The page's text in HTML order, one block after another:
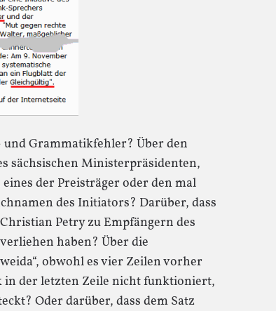
Grammatikfehler? Über den
sächsischen Ministerpräsidenten,
der Preisträger oder den mal
des Initiators? Darüber, dass
Petry zu Empfängern des
haben? Über die
obwohl es vier Zeilen vorher
in der letzten Zeile nicht funktioniert,
Oder darüber, dass dem Satz